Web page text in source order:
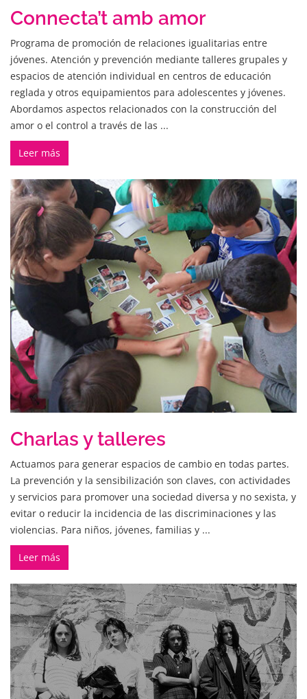
Connecta’t amb amor
Programa de promoción de relaciones igualitarias entre
jóvenes. Atención y prevención mediante talleres grupales y
espacios de atención individual en centros de educación
reglada y otros equipamientos para adolescentes y jóvenes.
Abordamos aspectos relacionados con la construcción del
amor o el control a través de las ...
Leer más
Charlas y talleres
Actuamos para generar espacios de cambio en todas partes.
La prevención y la sensibilización son claves, con actividades
y servicios para promover una sociedad diversa y no sexista, y
evitar o reducir la incidencia de las discriminaciones y las
violencias. Para niños, jóvenes, familias y ...
Leer más